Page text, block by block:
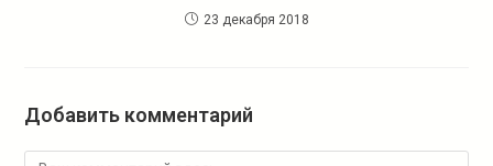
23 декабря 2018
Добавить комментарий